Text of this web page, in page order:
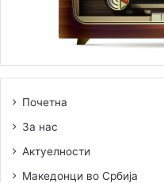
Почетна
За нас
Актуелности
Македонци во Србија